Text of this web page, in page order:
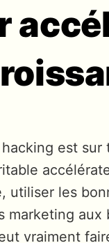
est sur
utiliser les
marketing aux
vraiment